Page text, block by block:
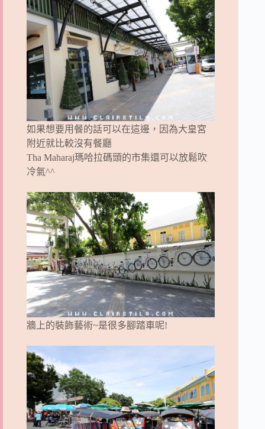
如果想要用餐的話可以在這邊，因為大皇宮
附近就比較沒有餐廳
Tha Maharaj瑪哈拉碼頭的市集還可以放鬆吹
冷氣^^
牆上的裝飾藝術~是很多腳踏車呢!